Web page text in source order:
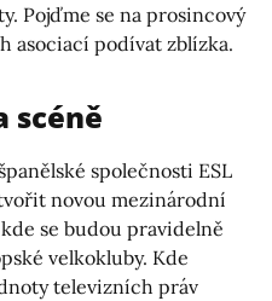
Pojďme se na prosincový
asociací podívat zblízka.
scéně
společnosti ESL
novou mezinárodní
se budou pravidelně
velkokluby. Kde
televizních práv